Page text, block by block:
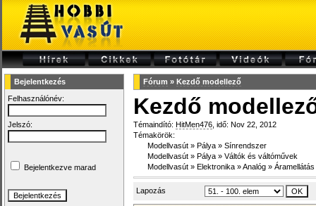
Bejelentkezés
Felhasználónév:
Jelszó:
Bejelentkezve marad
Fórum » Kezdő modellező
Kezdő
Témaindító: HitMen476 , idő: Nov 22, 2012
Témakörök:
Modellvasút » Pálya » Sínrendszer
Modellvasút » Pálya » Váltók és váltóművek
Modellvasút » Elektronika »Analóg » Áramellátás
Lapozás